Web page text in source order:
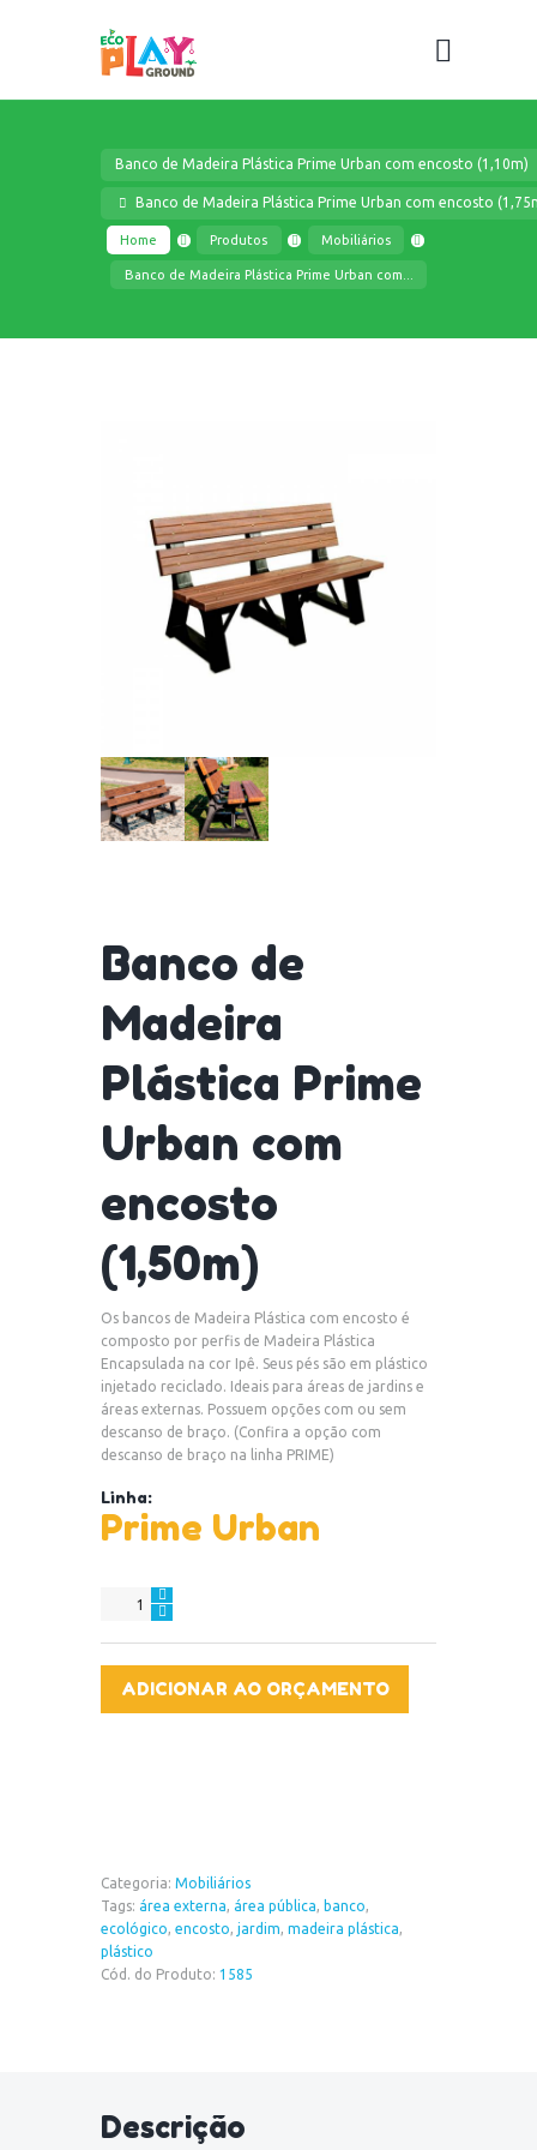
Banco de Madeira Plástica Prime Urban com encosto (1,10m)
Banco de Madeira Plástica Prime Urban com encosto
Home Produtos Mobiliários
Banco de Madeira Plástica Prime Urban com...
Banco de
Madeira
Plástica Prime
Urban com
encosto
(1,50m)
Os bancos de Madeira Plástica com encosto é
composto por perfis de Madeira Plástica
Encapsulada na cor Ipê. Seus pés são em plástico
injetado reciclado. Ideais para áreas de jardins e
áreas externas. Possuem opções com ou sem
descanso de braço. (Confira a opção com
descanso de braço na linha PRIME)
Linha:
Prime Urban
Banco
Madeira
Plástica
Prime
Urban
ADICIONAR AO ORÇAMENTO
Categoria: Mobiliários
Tags: área externa, área pública, banco,
ecológico, encosto, jardim, madeira plástica,
plástico
Cód. do Produto: 1585
Descrição